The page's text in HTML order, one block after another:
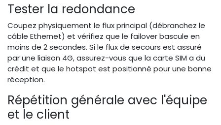
Tester la redondance
Coupez physiquement le flux principal (débranchez le
câble Ethernet) et vérifiez que le failover bascule en
moins de 2 secondes. Si le flux de secours est assuré
par une liaison 4G, assurez-vous que la carte SIM a du
crédit et que le hotspot est positionné pour une bonne
réception.
Répétition générale avec l'équipe
et le client